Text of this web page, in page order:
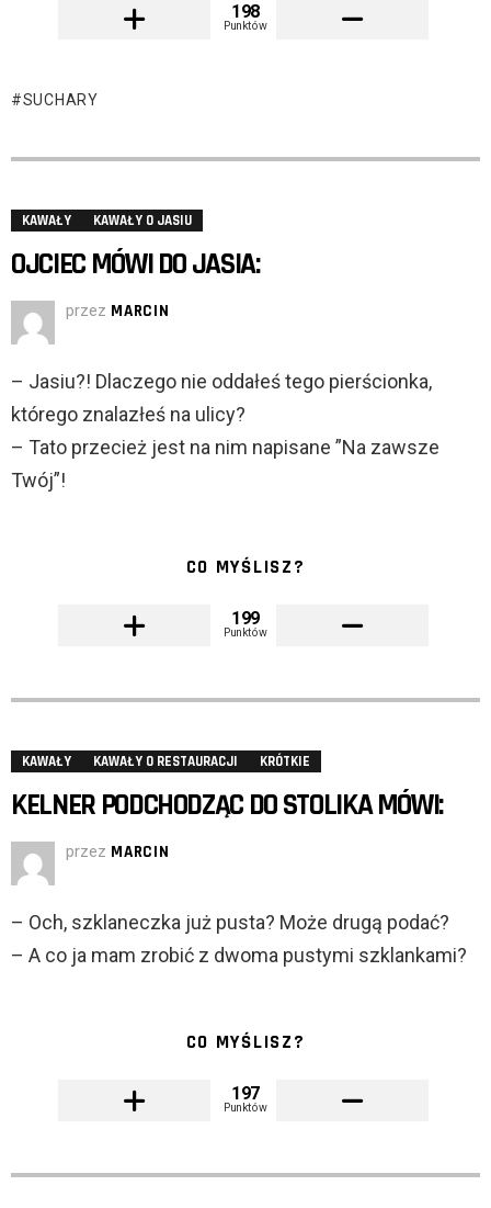
198
Punktów
SUCHARY
KAWAŁY KAWAŁY O JASIU
OJCIEC MÓWI DO JASIA:
przez MARCIN
– Jasiu?! Dlaczego nie oddałeś tego pierścionka,
którego znalazłeś na ulicy?
– Tato przecież jest na nim napisane ”Na zawsze
Twój”!
CO MYŚLISZ?
199
Punktów
KAWAŁY KAWAŁY O RESTAURACJI KRÓTKIE
KELNER PODCHODZĄC DO STOLIKA MÓWI:
przez MARCIN
– Och, szklaneczka już pusta? Może drugą podać?
– A co ja mam zrobić z dwoma pustymi szklankami?
CO MYŚLISZ?
197
Punktów